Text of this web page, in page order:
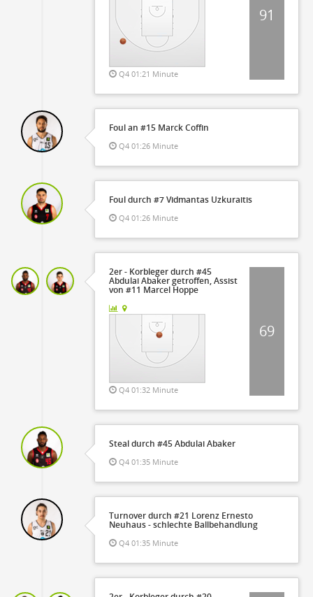
Q4 01:21 Minute
91
Foul an #15 Marck Coffin
Q4 01:26 Minute
Foul durch #7 Vidmantas Uzkuraitis
Q4 01:26 Minute
2er - Korbleger durch #45
Abdulai Abaker getroffen, Assist
von #11 Marcel Hoppe
Q4 01:32 Minute
69
Steal durch #45 Abdulai Abaker
Q4 01:35 Minute
Turnover durch #21 Lorenz Ernesto
Neuhaus - schlechte Ballbehandlung
Q4 01:35 Minute